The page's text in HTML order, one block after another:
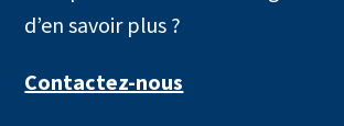
d’en savoir plus ?
Contactez-nous